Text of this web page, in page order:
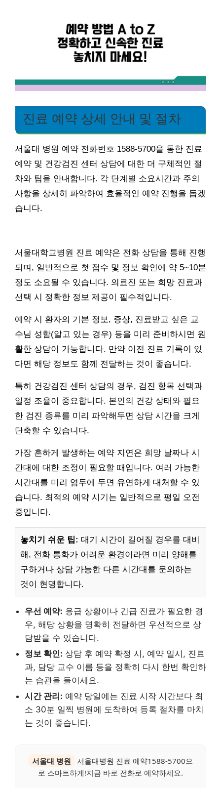
진료 예약 상세 안내 및 절차
서울대 병원 예약 전화번호 1588-5700을 통한 진료
예약 및 건강검진 센터 상담에 대한 더 구체적인 절
차와 팁을 안내합니다. 각 단계별 소요시간과 주의
사항을 상세히 파악하여 효율적인 예약 진행을 돕겠
습니다.
서울대학교병원 진료 예약은 전화 상담을 통해 진행
되며, 일반적으로 첫 접수 및 정보 확인에 약 5~10분
정도 소요될 수 있습니다. 의료진 또는 희망 진료과
선택 시 정확한 정보 제공이 필수적입니다.
예약 시 환자의 기본 정보, 증상, 진료받고 싶은 교
수님 성함(알고 있는 경우) 등을 미리 준비하시면 원
활한 상담이 가능합니다. 만약 이전 진료 기록이 있
다면 해당 정보도 함께 전달하는 것이 좋습니다.
특히 건강검진 센터 상담의 경우, 검진 항목 선택과
일정 조율이 중요합니다. 본인의 건강 상태와 필요
한 검진 종류를 미리 파악해두면 상담 시간을 크게
단축할 수 있습니다.
가장 흔하게 발생하는 예약 지연은 희망 날짜나 시
간대에 대한 조정이 필요할 때입니다. 여러 가능한
시간대를 미리 염두에 두면 유연하게 대처할 수 있
습니다. 최적의 예약 시기는 일반적으로 평일 오전
중입니다.
놓치기 쉬운 팁: 대기 시간이 길어질 경우를 대비
해, 전화 통화가 어려운 환경이라면 미리 양해를
구하거나 상담 가능한 다른 시간대를 문의하는
것이 현명합니다.
우선 예약: 응급 상황이나 긴급 진료가 필요한 경
우, 해당 상황을 명확히 전달하면 우선적으로 상
담받을 수 있습니다.
정보 확인: 상담 후 예약 확정 시, 예약 일시, 진료
과, 담당 교수 이름 등을 정확히 다시 한번 확인하
는 습관을 들이세요.
시간 관리: 예약 당일에는 진료 시작 시간보다 최
소 30분 일찍 병원에 도착하여 등록 절차를 마치
는 것이 좋습니다.
서울대 병원
서울대병원 진료 예약1588-5700으
로 스마트하게!지금 바로 전화로 예약하세요.